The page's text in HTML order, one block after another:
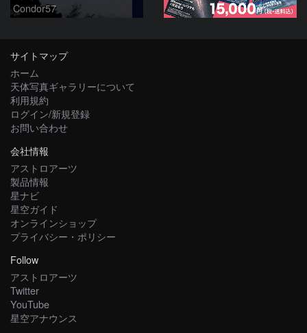
Condor57
サイトマップ
ホーム
天体写真ギャラリーについて
利用規約
ログイン/新規登録
お問い合わせ
会社情報
アストロアーツ
製品情報
星ナビ
星空ガイド
オンラインショップ
プライバシー・ポリシー
Follow
アストロアーツ
Twitter
YouTube
星空アナウンス